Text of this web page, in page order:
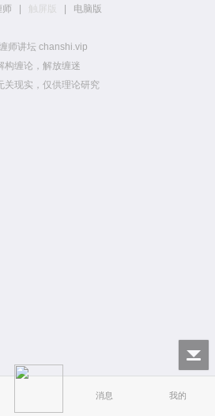
消息 我的
师
触屏版 电脑版
师讲坛 chanshi.vip
构缠论，解放缠迷
关现实，仅供理论研究